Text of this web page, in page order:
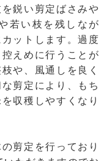
鋭い剪定ばさみや
若い枝を残しなが
ットします。過度
えめに行うことが
や、風通しを良く
剪定により、もち
収穫しやすくなり
剪定を行っており